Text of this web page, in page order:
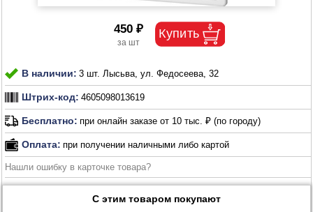
450 ₽
В наличии: 3 шт. Лысьва, ул. Федосеева, 32
Штрих-код: 4605098013619
Бесплатно: при онлайн заказе от 10 тыс. ₽ (по городу)
Оплата: при получении наличными либо картой
Нашли ошибку в карточке товара?
С этим товаром покупают